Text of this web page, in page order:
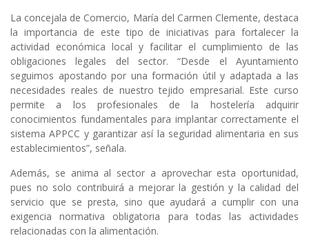
La concejala de Comercio, María del Carmen Clemente, destaca
la importancia de este tipo de iniciativas para fortalecer la
actividad económica local y facilitar el cumplimiento de las
obligaciones legales del sector. “Desde el Ayuntamiento
seguimos apostando por una formación útil y adaptada a las
necesidades reales de nuestro tejido empresarial. Este curso
permite a los profesionales de la hostelería adquirir
conocimientos fundamentales para implantar correctamente el
sistema APPCC y garantizar así la seguridad alimentaria en sus
establecimientos”, señala.
Además, se anima al sector a aprovechar esta oportunidad,
pues no solo contribuirá a mejorar la gestión y la calidad del
servicio que se presta, sino que ayudará a cumplir con una
exigencia normativa obligatoria para todas las actividades
relacionadas con la alimentación.